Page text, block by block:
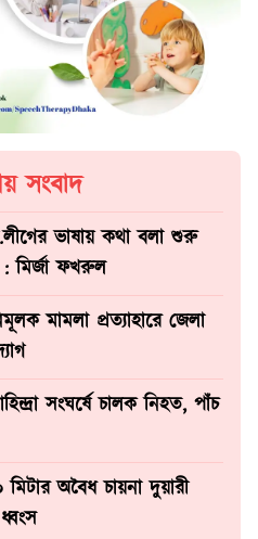
সংবাদ
ভাষায় কথা বলা শুরু
মির্জা ফখরুল
মামলা প্রত্যাহারে জেলা
সংঘর্ষে চালক নিহত, পাঁচ
অবৈধ চায়না দুয়ারী